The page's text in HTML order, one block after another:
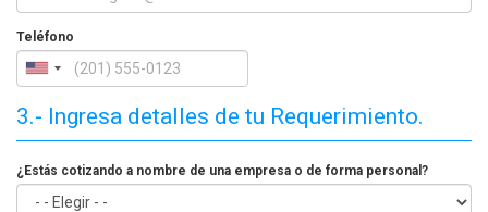
Teléfono
3.- Ingresa detalles de tu Requerimiento.
¿Estás cotizando a nombre de una empresa o de forma personal?